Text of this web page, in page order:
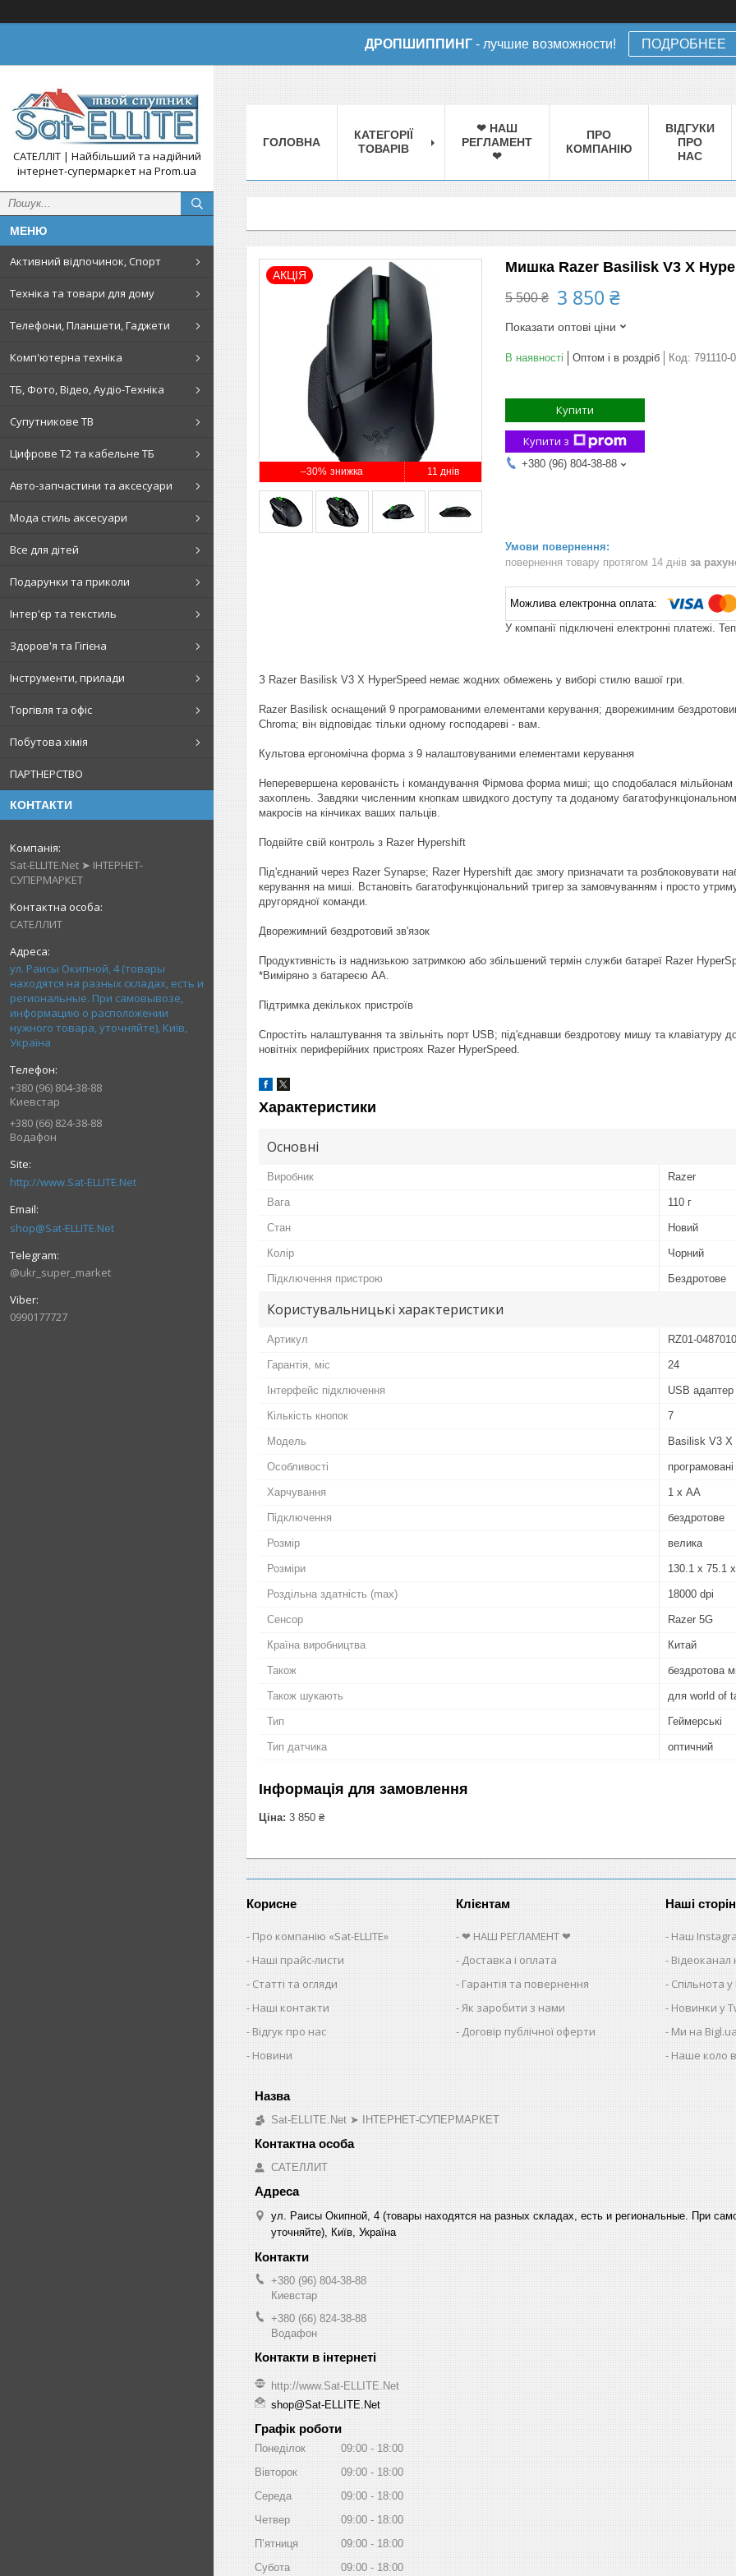
ДРОПШИППИНГ - лучшие возможности! ПОДРОБНЕЕ
САТЕЛЛІТ | Найбільший та надійний
інтернет-супермаркет на Prom.ua
Активний відпочинок, Спорт
Техніка та товари для дому
Телефони, Планшети, Гаджети
Комп'ютерна техніка
ТБ, Фото, Відео, Аудіо-Техніка
Супутникове ТВ
Цифрове Т2 та кабельне ТБ
Авто-запчастини та аксесуари
Мода стиль аксесуари
Все для дітей
Подарунки та приколи
Інтер'єр та текстиль
Здоров'я та Гігієна
Інструменти, прилади
Торгівля та офіс
Побутова хімія
ПАРТНЕРСТВО
КОНТАКТИ
Sat-ELLITE.Net ➤ ІНТЕРНЕТ-
СУПЕРМАРКЕТ
САТЕЛЛИТ
ул. Раисы Окипной, 4 (товары
находятся на разных складах, есть и
региональные. При самовывозе,
информацию о расположении
нужного товара, уточняйте), Київ,
Україна
+380 (96) 804-38-88
Киевстар
+380 (66) 824-38-88
Водафон
http://www.Sat-ELLITE.Net
shop@Sat-ELLITE.Net
@ukr_super_market
0990177727
ГОЛОВНА
КАТЕГОРІЇ
ТОВАРІВ
❤ НАШ
РЕГЛАМЕНТ
❤
ПРО
КОМПАНІЮ
ВІДГУКИ
ПРО
НАС
–30% 11 днів
АКЦІЯ Мишка Razer Basilisk V3 X
5 500 ₴ 3 850 ₴
Показати оптові ціни
В наявності Оптом і в роздріб Код: 791110-
Купити
Купити з
+380 (96) 804-38-88
повернення товару протягом 14 днів за
У компанії підключені електронні платежі.
З Razer Basilisk V3 X HyperSpeed немає жодних обмежень у виборі стилю вашої гри.
Razer Basilisk оснащений 9 програмованими елементами керування; дворежимним
Chroma; він відповідає тільки одному господареві - вам.
Культова ергономічна форма з 9 налаштовуваними елементами керування
Неперевершена керованість і командування Фірмова форма миші; що сподобалася мільйонам
захоплень. Завдяки численним кнопкам швидкого доступу та доданому
макросів на кінчиках ваших пальців.
Подвійте свій контроль з Razer Hypershift
Під'єднаний через Razer Synapse; Razer Hypershift дає змогу призначати та розблоковувати
керування на миші. Встановіть багатофункціональний тригер за замовчуванням і просто
другорядної команди.
Дворежимний бездротовий зв'язок
Продуктивність із наднизькою затримкою або збільшений термін служби батареї Razer
*Виміряно з батареєю AA.
Підтримка декількох пристроїв
Спростіть налаштування та звільніть порт USB; під'єднавши бездротову мишу та
новітніх периферійних пристроях Razer HyperSpeed.
Характеристики
Основні
Виробник Razer
Вага 110 г
Стан Новий
Колір Чорний
Підключення пристрою Бездротове
Користувальницькі характеристики
Артикул RZ01-
Гарантія, міс 24
Інтерфейс підключення USB
Кількість кнопок 7
Мoдель Basilisk V3 X
Особливості
Харчування 1 х AA
Підключення бездротове
Розмір велика
Розміри 130.1 x 75.1
Роздільна здатність (max) 18000 dpi
Сенсор Razer 5G
Країна виробництва Китай
Також бездротова
Також шукають для world of
Тип Геймерські
Тип датчика оптичний
Інформація для замовлення
Ціна: 3 850 ₴
Корисне
Про компанію «Sat-ELLITE»
Наші прайс-листи
Статті та огляди
Наші контакти
Відгук про нас
Новини
Клієнтам
❤ НАШ РЕГЛАМЕНТ ❤
Доставка і оплата
Гарантія та повернення
Як заробити з нами
Договір публічної оферти
Наші
Наш
Спільнота
Новинки у
Ми на Bigl.ua
Наше коло
Sat-ELLITE.Net ➤ ІНТЕРНЕТ-СУПЕРМАРКЕТ
САТЕЛЛИТ
ул. Раисы Окипной, 4 (товары находятся на разных складах, есть и региональные. При
уточняйте), Київ, Україна
+380 (96) 804-38-88
Киевстар
+380 (66) 824-38-88
Водафон
http://www.Sat-ELLITE.Net
shop@Sat-ELLITE.Net
Графік роботи
Понеділок 09:00
18:00
Вівторок
09:00
18:00
Середа
09:00
18:00
Четвер
09:00
18:00
Пʼятниця
09:00
18:00
Субота
09:00 18:00